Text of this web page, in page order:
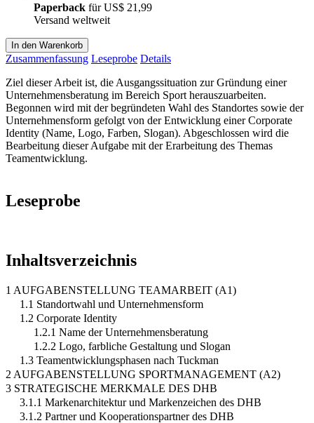
Paperback fürUS$ 21,99
Versand weltweit
In den Warenkorb
Zusammenfassung Leseprobe Details
Ziel dieser Arbeit ist, die Ausgangssituation zur Gründung einer
Unternehmensberatung im Bereich Sport herauszuarbeiten.
Begonnen wird mit der begründeten Wahl des Standortes sowie der
Unternehmensform gefolgt von der Entwicklung einer Corporate
Identity (Name, Logo, Farben, Slogan). Abgeschlossen wird die
Bearbeitung dieser Aufgabe mit der Erarbeitung des Themas
Teamentwicklung.
Leseprobe
Inhaltsverzeichnis
1 AUFGABENSTELLUNG TEAMARBEIT (A1)
1.1 Standortwahl und Unternehmensform
1.2 Corporate Identity
1.2.1 Name der Unternehmensberatung
1.2.2 Logo, farbliche Gestaltung und Slogan
1.3 Teamentwicklungsphasen nach Tuckman
2 AUFGABENSTELLUNG SPORTMANAGEMENT (A2)
3 STRATEGISCHE MERKMALE DES DHB
3.1.1 Markenarchitektur und Markenzeichen des DHB
3.1.2 Partner und Kooperationspartner des DHB